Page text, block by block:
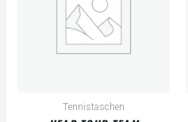
Tennistaschen